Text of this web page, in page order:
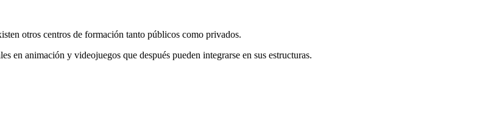
otros centros de formación tanto públicos como privados.
en animación y videojuegos que después pueden integrarse en sus estructuras.